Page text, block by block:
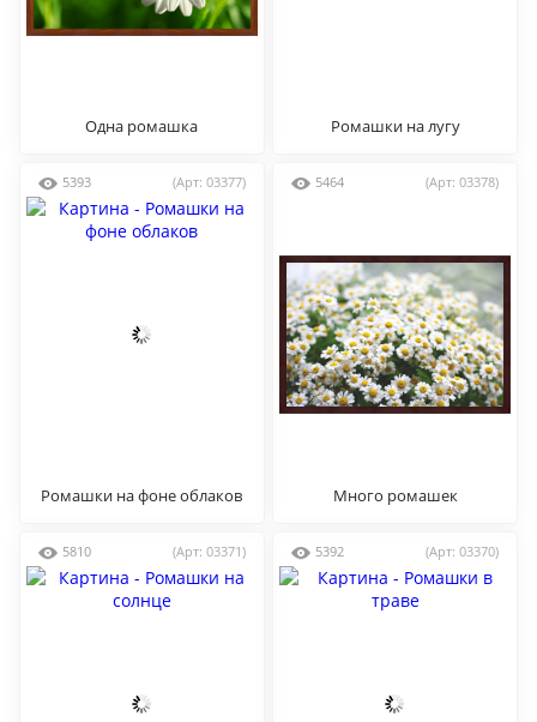
Одна ромашка Ромашки на лугу
5393 (Арт: 03377)
Ромашки на фоне облаков
5464 (Арт: 03378)
Много ромашек
5810 (Арт: 03371) 5392 (Арт: 03370)